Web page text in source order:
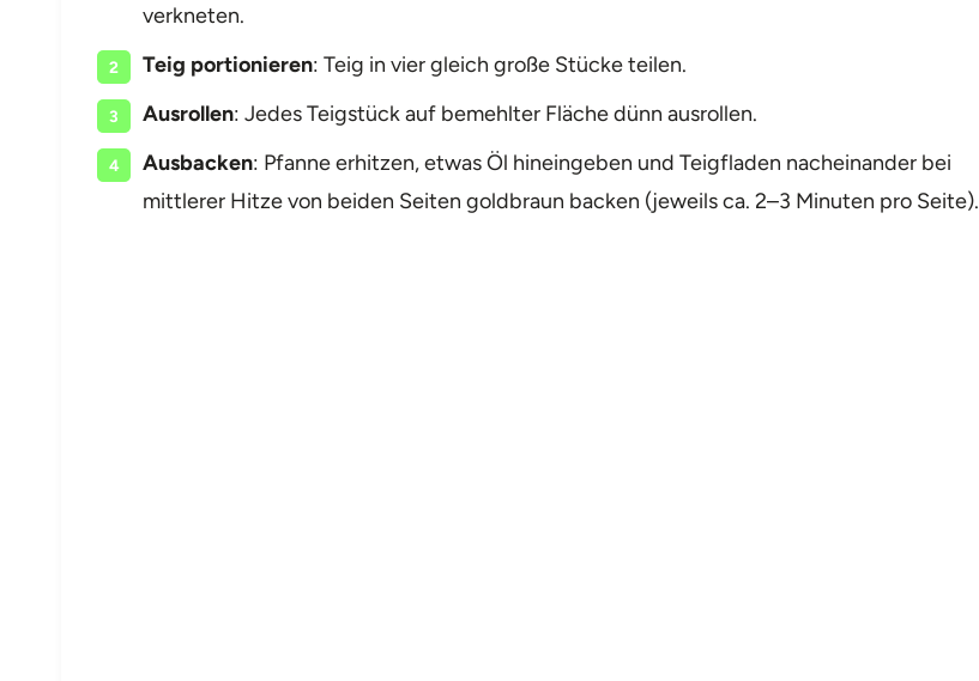
verkneten.
Teig portionieren: Teig in vier gleich große Stücke teilen.
Ausrollen: Jedes Teigstück auf bemehlter Fläche dünn ausrollen.
Ausbacken: Pfanne erhitzen, etwas Öl hineingeben und Teigfladen nacheinander bei
mittlerer Hitze von beiden Seiten goldbraun backen (jeweils ca. 2–3 Minuten pro Seite).